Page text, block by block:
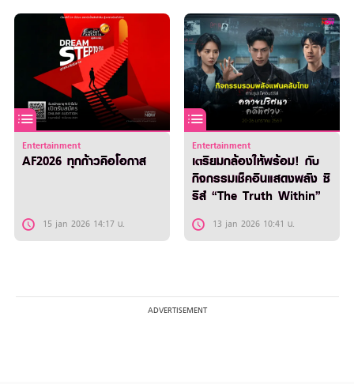
Entertainment
AF2026 ทุกก้าวคือโอกาส
15 jan 2026 14:17 น.
Entertainment
เตรียมกล้องให้พร้อม! กับ
กิจกรรมเช็คอินแสดงพลัง ซี
รีส์ “The Truth Within”
13 jan 2026 10:41 น.